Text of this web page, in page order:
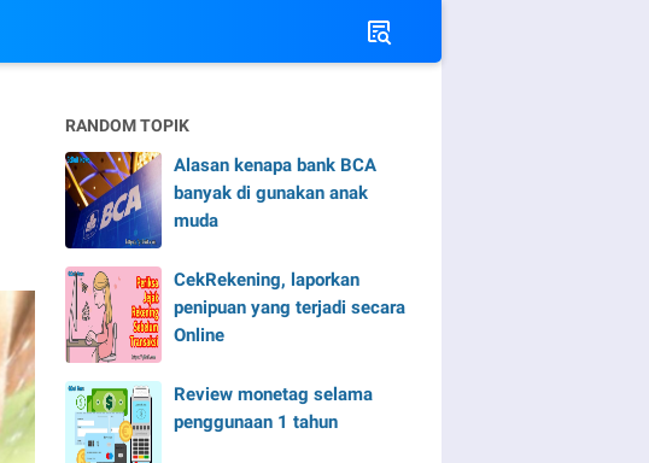
RANDOM TOPIK
Alasan kenapa bank BCA
banyak di gunakan anak
muda
CekRekening, laporkan
penipuan yang terjadi secara
Online
Review monetag selama
penggunaan 1 tahun